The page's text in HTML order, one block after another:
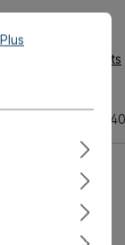
à la liste de souhaits
911 106
Plus